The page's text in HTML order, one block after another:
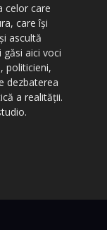
celor care
care își
ascultă
aici voci
politicieni,
dezbaterea
a realității.